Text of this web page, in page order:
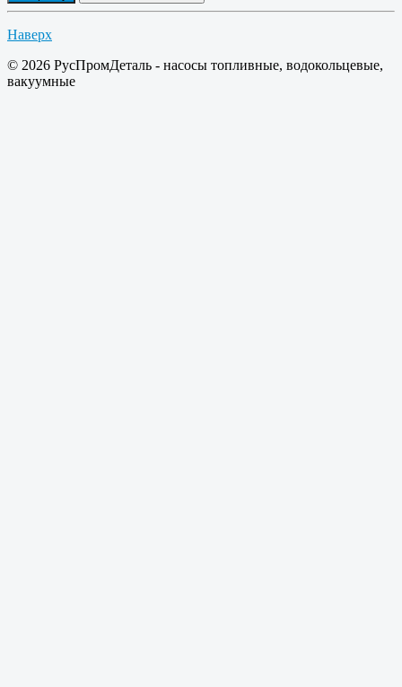
Наверх
© 2026 РусПромДеталь - насосы топливные, водокольцевые,
вакуумные